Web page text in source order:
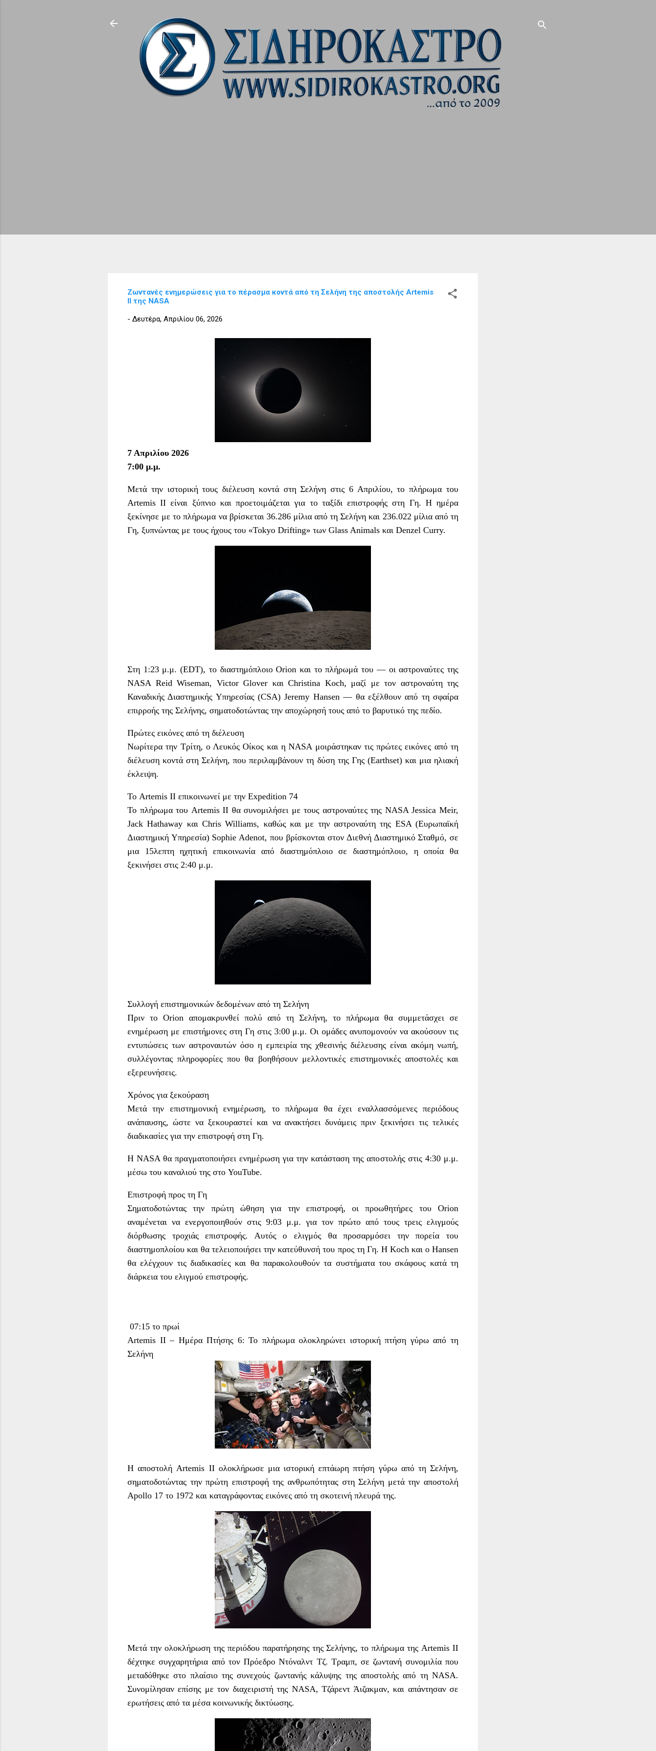
Ζωντανές ενημερώσεις για το πέρασμα κοντά από τη Σελήνη της αποστολής Artemis
II της NASA
- Δευτέρα, Απριλίου 06, 2026
7 Απριλίου 2026
7:00 μ.μ.
Μετά την ιστορική τους διέλευση κοντά στη Σελήνη στις 6 Απριλίου, το πλήρωμα του
Artemis II είναι ξύπνιο και προετοιμάζεται για το ταξίδι επιστροφής στη Γη. Η ημέρα
ξεκίνησε με το πλήρωμα να βρίσκεται 36.286 μίλια από τη Σελήνη και 236.022 μίλια από τη
Γη, ξυπνώντας με τους ήχους του «Tokyo Drifting» των Glass Animals και Denzel Curry.
Στη 1:23 μ.μ. (EDT), το διαστημόπλοιο Orion και το πλήρωμά του — οι αστροναύτες της
NASA Reid Wiseman, Victor Glover και Christina Koch, μαζί με τον αστροναύτη της
Καναδικής Διαστημικής Υπηρεσίας (CSA) Jeremy Hansen — θα εξέλθουν από τη σφαίρα
επιρροής της Σελήνης, σηματοδοτώντας την αποχώρησή τους από το βαρυτικό της πεδίο.
Πρώτες εικόνες από τη διέλευση
Νωρίτερα την Τρίτη, ο Λευκός Οίκος και η NASA μοιράστηκαν τις πρώτες εικόνες από τη
διέλευση κοντά στη Σελήνη, που περιλαμβάνουν τη δύση της Γης (Earthset) και μια ηλιακή
έκλειψη.
Το Artemis II επικοινωνεί με την Expedition 74
Το πλήρωμα του Artemis II θα συνομιλήσει με τους αστροναύτες της NASA Jessica Meir,
Jack Hathaway και Chris Williams, καθώς και με την αστροναύτη της ESA (Ευρωπαϊκή
Διαστημική Υπηρεσία) Sophie Adenot, που βρίσκονται στον Διεθνή Διαστημικό Σταθμό, σε
μια 15λεπτη ηχητική επικοινωνία από διαστημόπλοιο σε διαστημόπλοιο, η οποία θα
ξεκινήσει στις 2:40 μ.μ.
Συλλογή επιστημονικών δεδομένων από τη Σελήνη
Πριν το Orion απομακρυνθεί πολύ από τη Σελήνη, το πλήρωμα θα συμμετάσχει σε
ενημέρωση με επιστήμονες στη Γη στις 3:00 μ.μ. Οι ομάδες ανυπομονούν να ακούσουν τις
εντυπώσεις των αστροναυτών όσο η εμπειρία της χθεσινής διέλευσης είναι ακόμη νωπή,
συλλέγοντας πληροφορίες που θα βοηθήσουν μελλοντικές επιστημονικές αποστολές και
εξερευνήσεις.
Χρόνος για ξεκούραση
Μετά την επιστημονική ενημέρωση, το πλήρωμα θα έχει εναλλασσόμενες περιόδους
ανάπαυσης, ώστε να ξεκουραστεί και να ανακτήσει δυνάμεις πριν ξεκινήσει τις τελικές
διαδικασίες για την επιστροφή στη Γη.
Η NASA θα πραγματοποιήσει ενημέρωση για την κατάσταση της αποστολής στις 4:30 μ.μ.
μέσω του καναλιού της στο YouTube.
Επιστροφή προς τη Γη
Σηματοδοτώντας την πρώτη ώθηση για την επιστροφή, οι προωθητήρες του Orion
αναμένεται να ενεργοποιηθούν στις 9:03 μ.μ. για τον πρώτο από τους τρεις ελιγμούς
διόρθωσης τροχιάς επιστροφής. Αυτός ο ελιγμός θα προσαρμόσει την πορεία του
διαστημοπλοίου και θα τελειοποιήσει την κατεύθυνσή του προς τη Γη. Η Koch και ο Hansen
θα ελέγχουν τις διαδικασίες και θα παρακολουθούν τα συστήματα του σκάφους κατά τη
διάρκεια του ελιγμού επιστροφής.
07:15 το πρωί
Artemis II – Ημέρα Πτήσης 6: Το πλήρωμα ολοκληρώνει ιστορική πτήση γύρω από τη
Σελήνη
Η αποστολή Artemis II ολοκλήρωσε μια ιστορική επτάωρη πτήση γύρω από τη Σελήνη,
σηματοδοτώντας την πρώτη επιστροφή της ανθρωπότητας στη Σελήνη μετά την αποστολή
Apollo 17 το 1972 και καταγράφοντας εικόνες από τη σκοτεινή πλευρά της.
Μετά την ολοκλήρωση της περιόδου παρατήρησης της Σελήνης, το πλήρωμα της Artemis II
δέχτηκε συγχαρητήρια από τον Πρόεδρο Ντόναλντ Τζ. Τραμπ, σε ζωντανή συνομιλία που
μεταδόθηκε στο πλαίσιο της συνεχούς ζωντανής κάλυψης της αποστολής από τη NASA.
Συνομίλησαν επίσης με τον διαχειριστή της NASA, Τζάρεντ Άιζακμαν, και απάντησαν σε
ερωτήσεις από τα μέσα κοινωνικής δικτύωσης.